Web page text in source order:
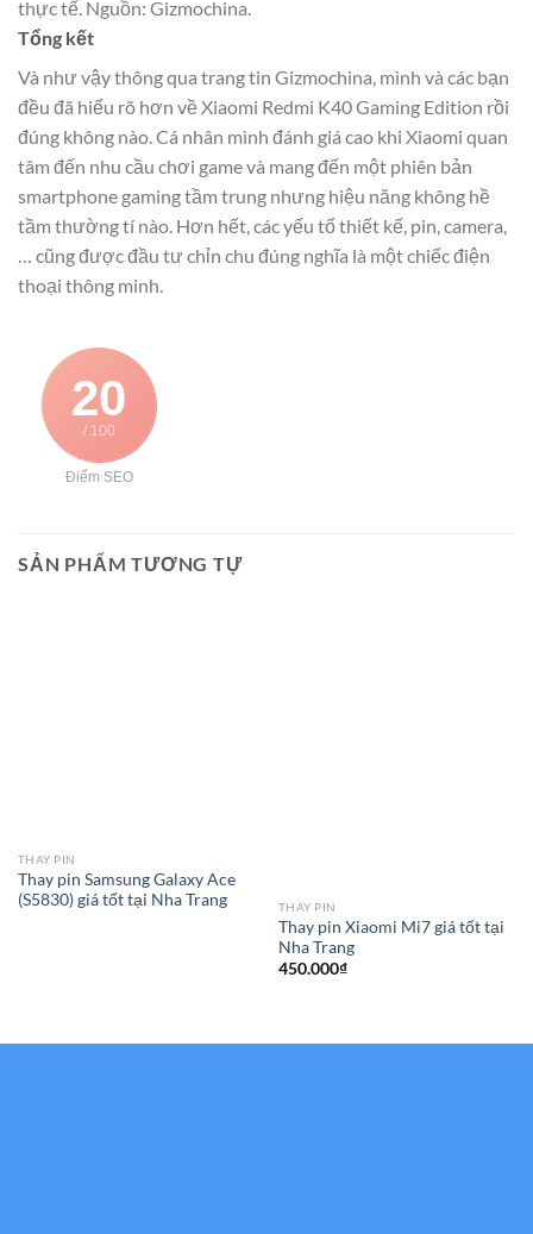
thực tế. Nguồn: Gizmochina.
Tổng kết
Và như vậy thông qua trang tin Gizmochina, mình và các bạn
đều đã hiểu rõ hơn về Xiaomi Redmi K40 Gaming Edition rồi
đúng không nào. Cá nhân mình đánh giá cao khi Xiaomi quan
tâm đến nhu cầu chơi game và mang đến một phiên bản
smartphone gaming tầm trung nhưng hiệu năng không hề
tầm thường tí nào. Hơn hết, các yếu tố thiết kế, pin, camera,
… cũng được đầu tư chỉn chu đúng nghĩa là một chiếc điện
thoại thông minh.
20
/ 100
Điểm SEO
SẢN PHẨM TƯƠNG TỰ
THAY PIN
Thay pin Samsung Galaxy Ace
(S5830) giá tốt tại Nha Trang
THAY PIN
Thay pin Xiaomi Mi7 giá tốt tại
Nha Trang
450.000₫